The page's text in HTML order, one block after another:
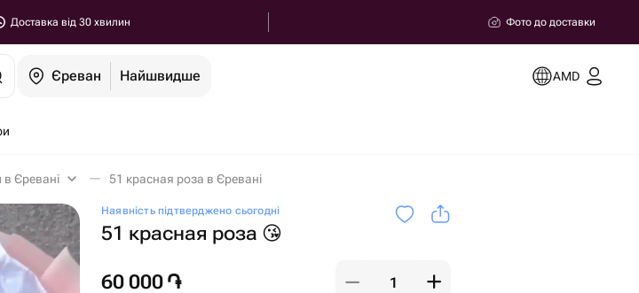
Доставка від 30 хвилин Фото до доставки
Єреван Найшвидше AMD
Єревані 51 красная роза в Єревані
Наявність підтверджено сьогодні
51 красная роза 😘
60 000 ֏